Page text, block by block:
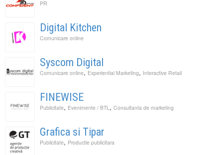
PR
Digital Kitchen
Comunicare online
Syscom Digital
Comunicare online, Experiential Marketing, Interactive Retail
FINEWISE
Publicitate, Evenimente / BTL, Consultanta de marketing
Grafica si Tipar
Publicitate, Productie publicitara